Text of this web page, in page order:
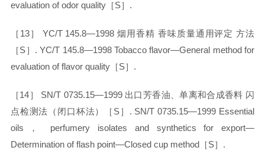
evaluation of odor quality［S］.
［ 13］ YC/T 145.8—1998 烟用香精 香味质量通用评定 方法
［S］. YC/T 145.8—1998 Tobacco flavor—General method for
evaluation of flavor quality［S］.
［14］ SN/T 0735.15—1999 出口芳香油、单离和合成香料 闪
点检测法（闭口杯法）［S］. SN/T 0735.15—1999 Essential
oils， perfumery isolates and synthetics for export—
Determination of flash point—Closed cup method［S］.